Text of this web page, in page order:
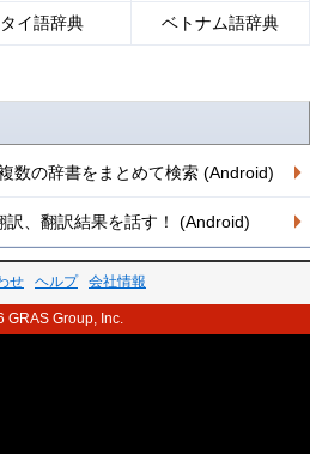
タイ語辞典 ベトナム語辞典
数の辞書をまとめて検索 (Android)
、翻訳結果を話す！ (Android)
せ ヘルプ 会社情報
GRAS Group, Inc.